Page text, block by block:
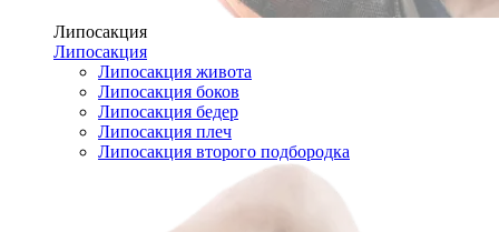
Липосакция
Липосакция
Липосакция живота
Липосакция боков
Липосакция бедер
Липосакция плеч
Липосакция второго подбородка